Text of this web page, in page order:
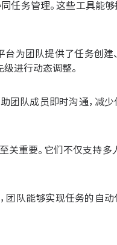
务管理。这些工具能
台为团队提供了任务创
进行动态调整。
团队成员即时沟通，减
重要。它们不仅支持多
队能够实现任务的自动